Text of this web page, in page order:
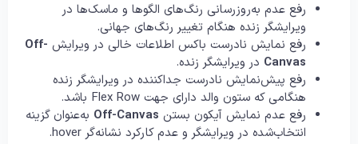
رفع عدم به‌روزرسانی رنگ‌های الگوها و ماسک‌ها در
ویرایشگر زنده هنگام تغییر رنگ‌های جهانی.
رفع نمایش نادرست باکس اطلاعات خالی در ویرایش Off-
Canvas در ویرایشگر زنده.
رفع پیش‌نمایش نادرست جداکننده در ویرایشگر زنده
هنگامی که ستون والد دارای جهت Flex Row باشد.
رفع عدم نمایش آیکون بستن Off-Canvas به‌عنوان گزینه
انتخاب‌شده در ویرایشگر و عدم کارکرد نشانه‌گر hover.